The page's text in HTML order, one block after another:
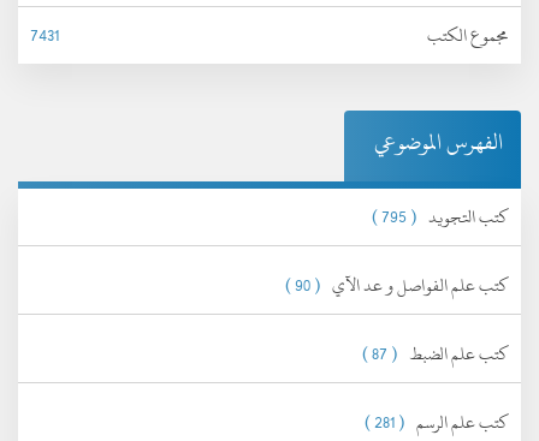
مجموع الكتب
7431
الفهرس الموضوعي
كتب التجويد ( 795 )
كتب علم الفواصل و عد الآي ( 90 )
كتب علم الضبط ( 87 )
كتب علم الرسم ( 281 )